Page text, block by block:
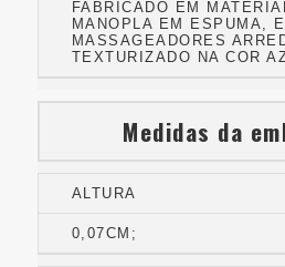
FABRICADO EM
MANOPLA EM ESPUMA,
MASSAGEADORES
TEXTURIZADO NA COR
Medidas da
ALTURA
0,07CM;